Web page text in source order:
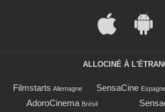
ALLOCINÉ À
Filmstarts Allemagne SensaCine
AdoroCinema Brésil